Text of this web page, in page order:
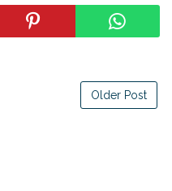
Older Post